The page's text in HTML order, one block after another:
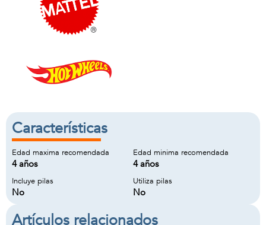
Características
Edad maxima recomendada
4 años
Edad minima recomendada
4 años
Incluye pilas
No
Utiliza pilas
No
Artículos relacionados